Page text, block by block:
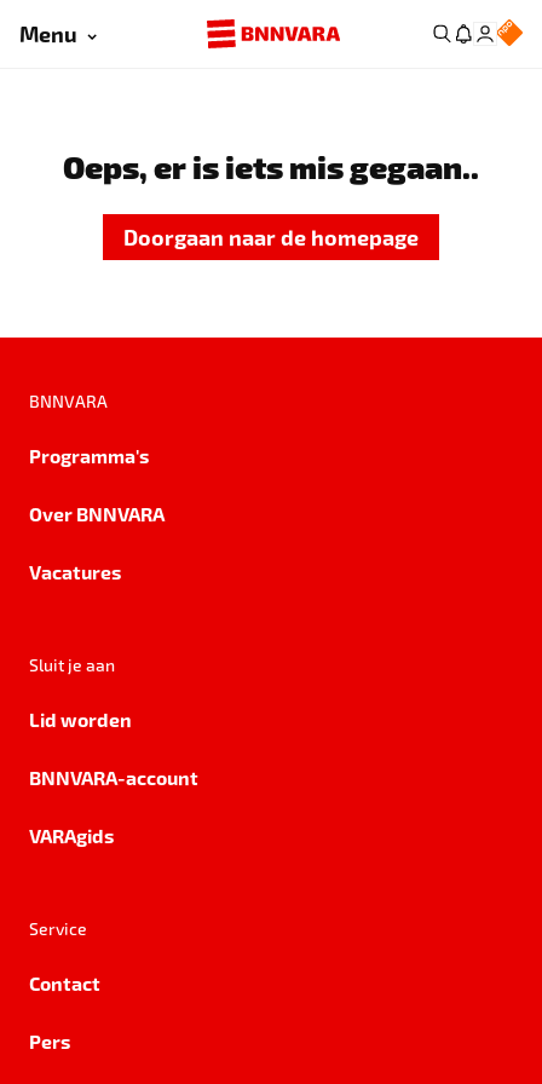
Menu
Oeps, er is iets mis gegaan..
Doorgaan naar de homepage
BNNVARA
Programma's
Over BNNVARA
Vacatures
Sluit je aan
Lid worden
BNNVARA-account
VARAgids
Service
Contact
Pers